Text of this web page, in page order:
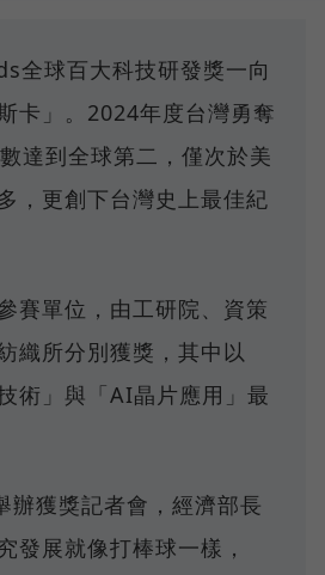
全球百大科技研發獎一向
卡」。2024年度台灣勇奪
達到全球第二，僅次於美
，更創下台灣史上最佳紀
賽單位，由工研院、資策
織所分別獲獎，其中以
術」與「AI晶片應用」最
辦獲獎記者會，經濟部長
發展就像打棒球一樣，